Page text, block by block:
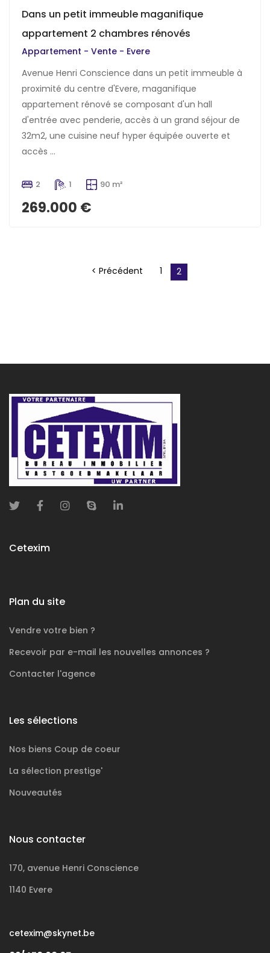
Dans un petit immeuble maganifique
appartement 2 chambres rénovés
Appartement - Vente - Evere
Avenue Henri Conscience dans un petit immeuble à
proximité du centre d'Evere, maganifique
appartement rénové se composant d'un hall
d'entrée avec penderie, accès à un grand séjour de
32m2, une cuisine neuf hyper équipée ouverte et
accès ...
2 1 90 m²
269.000 €
< Précédent 1 2
Cetexim
Plan du site
Vendre votre bien ?
Recevoir par e-mail les nouvelles annonces ?
Contacter l'agence
Les sélections
Nos biens Coup de coeur
La sélection prestige'
Nouveautés
Nous contacter
170, avenue Henri Conscience
1140 Evere
cetexim@skynet.be